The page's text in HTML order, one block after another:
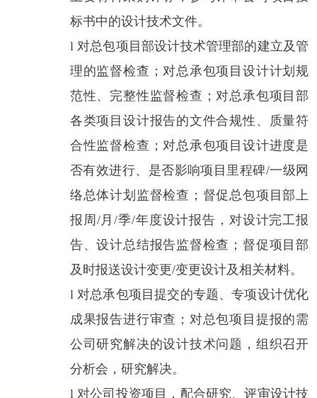
标书中的设计技术文件。
l 对总包项目部设计技术管理部的建立及管
理的监督检查；对总承包项目设计计划规
范性、完整性监督检查；对总承包项目部
各类项目设计报告的文件合规性、质量符
合性监督检查；对总承包项目设计进度是
否有效进行、是否影响项目里程碑/一级网
络总体计划监督检查；督促总包项目部上
报周/月/季/年度设计报告，对设计完工报
告、设计总结报告监督检查；督促项目部
及时报送设计变更/变更设计及相关材料。
l 对总承包项目提交的专题、专项设计优化
成果报告进行审查；对总包项目提报的需
公司研究解决的设计技术问题，组织召开
分析会，研究解决。
l 对公司投资项目，配合研究、评审设计技